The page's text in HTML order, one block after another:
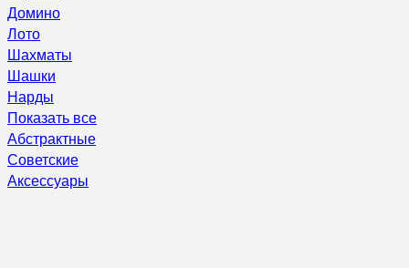
Домино
Лото
Шахматы
Шашки
Нарды
Показать все
Абстрактные
Советские
Аксессуары